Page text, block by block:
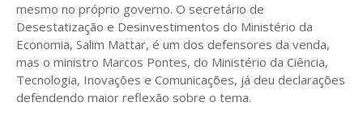
mesmo no próprio governo. O secretário de
Desestatização e Desinvestimentos do Ministério da
Economia, Salim Mattar, é um dos defensores da venda,
mas o ministro Marcos Pontes, do Ministério da Ciência,
Tecnologia, Inovações e Comunicações, já deu declarações
defendendo maior reflexão sobre o tema.